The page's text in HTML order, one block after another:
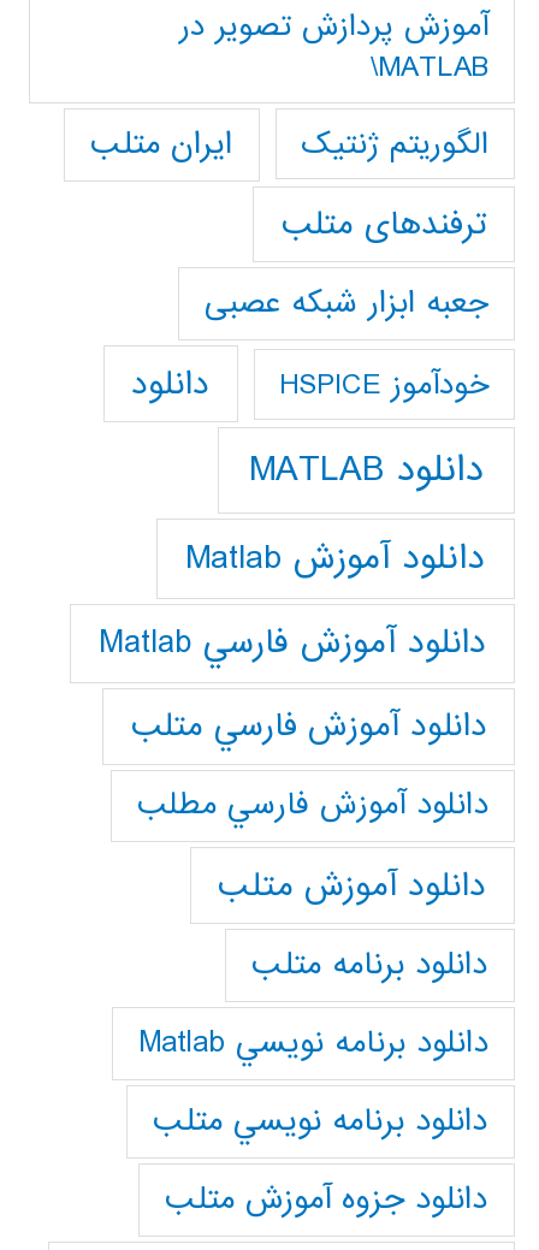
آموزش پردازش تصوير در
MATLAB\
الگوریتم ژنتیک
ایران متلب
ترفندهای متلب
جعبه ابزار شبکه عصبی
خودآموز HSPICE دانلود
دانلود MATLAB
دانلود آموزش Matlab
دانلود آموزش فارسي Matlab
دانلود آموزش فارسي متلب
دانلود آموزش فارسي مطلب
دانلود آموزش متلب
دانلود برنامه متلب
دانلود برنامه نويسي Matlab
دانلود برنامه نويسي متلب
دانلود جزوه آموزش متلب